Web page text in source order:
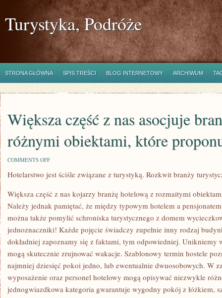
Turystyka, Podróże
STRONA GŁÓWNA SPIS TREŚCI BLOG INTERNETOWY ARCHIWUM
Większa część z nas asocjuje
różnymi obiektami, które
COMMENTS OFFON
CZĘŚĆ
ASOCJUJE
BRANŻĘ
HOTELOWĄ
Z
RÓŻNYMI
OBIEKTAMI,
KTÓRE
PROPONUJĄ
NOCLEG
Hotelarstwo jest ściśle związane z turystyką. Rozkwit branży
Większa część z nas kojarzy branżę hotelową z rozmaitymi
Należy jednak pamiętać, że między typowym hotelem a
można także pomylić schroniska turystycznego z domem
jednoznaczniki! Każde pojęcie świadczy zupełnie inny rodzaj
dokładniej zapoznamy się z faktami, tym odpowiedniej. Unikniemy
mogą skutecznie zrujnować wakacje. Szablonowy termin hostele
najmniej dziesięć pokoi jedno, lub ewentualnie dwuosobowych. W
wyposażenie oraz personel hotelowy mogą opisywać niezwykle
jednogwiazdkowa kategoria gwarantuje wygodny pokój z łóżkiem,